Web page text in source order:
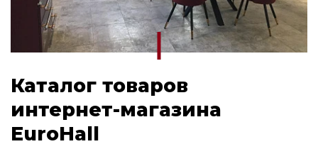
Каталог товаров
интернет-магазина
EuroHall